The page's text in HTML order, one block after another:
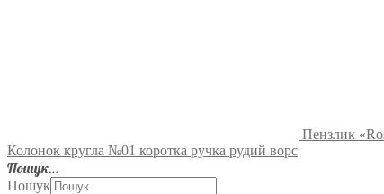
Пензлик
Колонок кругла №01 коротка ручка рудий ворс
Пошук…
Пошук